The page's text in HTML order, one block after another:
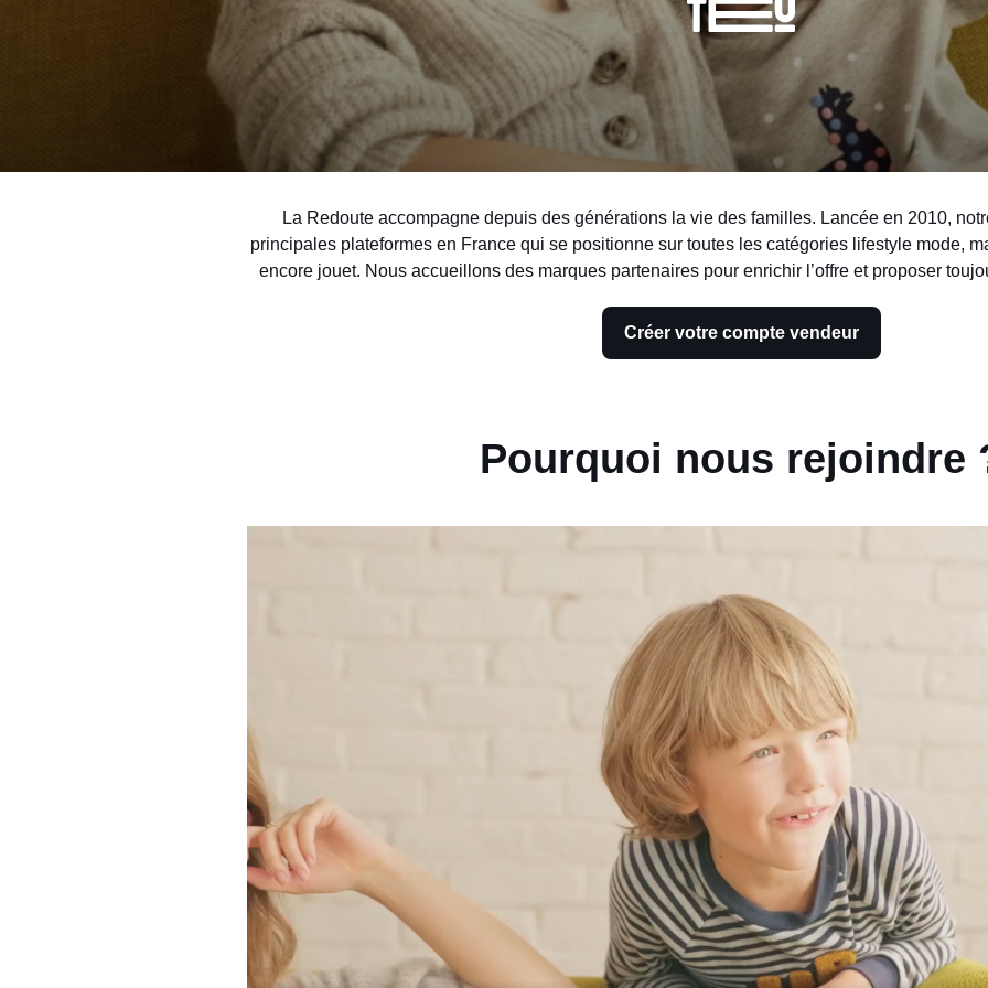
La Redoute accompagne depuis des générations la vie des familles. Lancée en 2010,
principales plateformes en France qui se positionne sur toutes les catégories lifestyle mode,
encore jouet. Nous accueillons des marques partenaires pour enrichir l’offre et proposer
Créer votre compte vendeur
Pourquoi nous rejoindre